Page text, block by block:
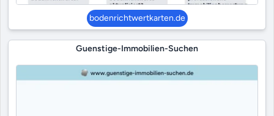
bodenrichtwertkarten.de
Guenstige-Immobilien-Suchen